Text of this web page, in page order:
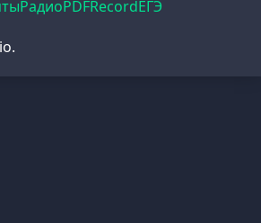
РадиоPDFRecordЕГЭ